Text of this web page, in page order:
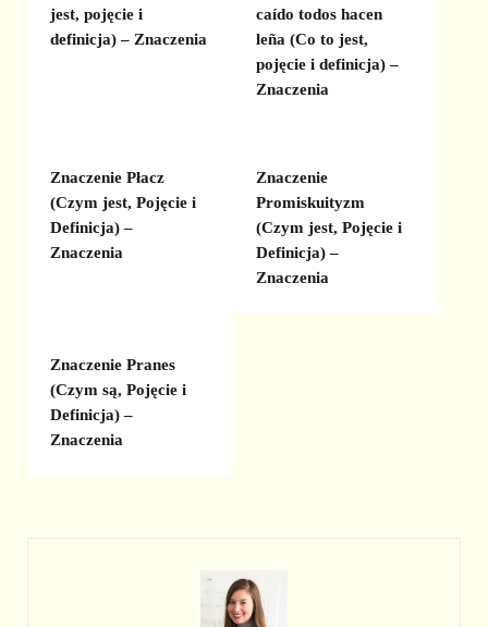
jest, pojęcie i
definicja) – Znaczenia
caído todos hacen
leña (Co to jest,
pojęcie i definicja) –
Znaczenia
Znaczenie Płacz
(Czym jest, Pojęcie i
Definicja) –
Znaczenia
Znaczenie
Promiskuityzm
(Czym jest, Pojęcie i
Definicja) –
Znaczenia
Znaczenie Pranes
(Czym są, Pojęcie i
Definicja) –
Znaczenia